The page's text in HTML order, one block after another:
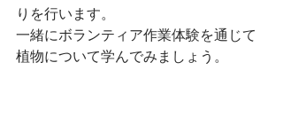
りを行います。
一緒にボランティア作業体験を通じて
植物について学んでみましょう。